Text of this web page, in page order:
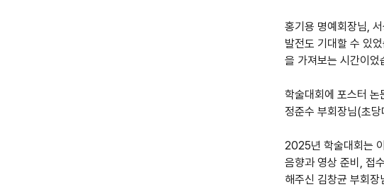
홍기용 명예회장님,
발전도 기대할 수 있
을 가져보는 시간이었
학술대회에 포스터
정준수 부회장님(초
2025년 학술대회는
음향과 영상 준비, 접
해주신 김창균 부회